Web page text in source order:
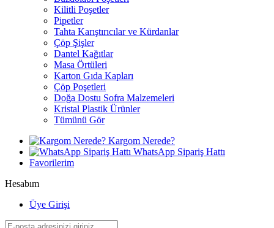
Kilitli Poşetler
Pipetler
Tahta Karıştırıcılar ve Kürdanlar
Çöp Şişler
Dantel Kağıtlar
Masa Örtüleri
Karton Gıda Kapları
Çöp Poşetleri
Doğa Dostu Sofra Malzemeleri
Kristal Plastik Ürünler
Tümünü Gör
Kargom Nerede?
WhatsApp Sipariş Hattı
Favorilerim
Hesabım
Üye Girişi